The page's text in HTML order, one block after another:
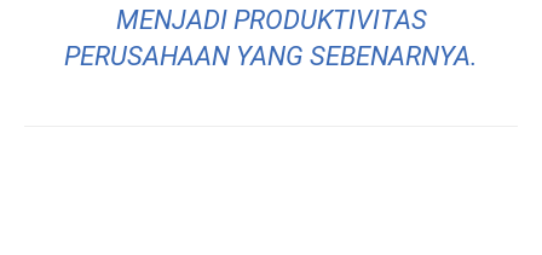
MENJADI PRODUKTIVITAS
PERUSAHAAN YANG SEBENARNYA.